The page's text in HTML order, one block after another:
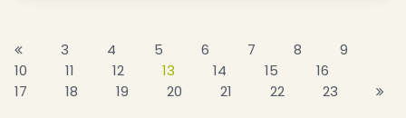
3 4 5 6 7 8
9
10
11 12 13 14 15
16
17
18 19 20 21 22 23